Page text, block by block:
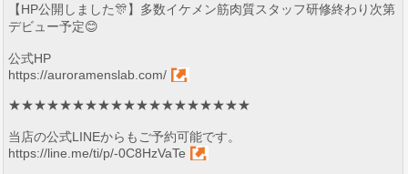
【HP公開しました🎊】多数イケメン筋肉質スタッフ研修終わり次第
デビュー予定😊
公式HP
https://auroramenslab.com/
★★★★★★★★★★★★★★★★★★★
当店の公式LINEからもご予約可能です。
https://line.me/ti/p/-0C8HzVaTe